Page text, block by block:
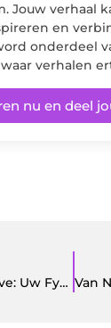
Jouw verhaal
en
onderdeel
verhalen
nu en deel
Fysio ProActive: Uw Fysiotherapie Partner in Assen